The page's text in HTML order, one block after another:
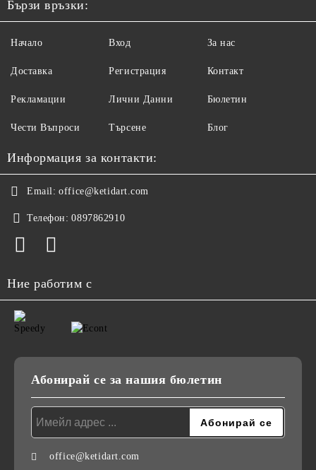
Бързи връзки:
Начало
Доставка
Рекламации
Чести Въпроси
Вход
Регистрация
Лични Данни
Търсене
За нас
Контакт
Бюлетин
Блог
Информация за контакти:
Email: office@ketidart.com
Телефон: 0897862910
Ние работим с
Абонирай се за нашия бюлетин
office@ketidart.com